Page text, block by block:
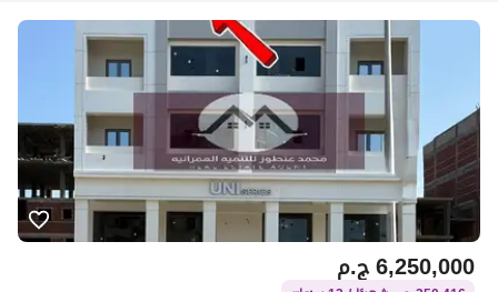
ج.م6,250,000